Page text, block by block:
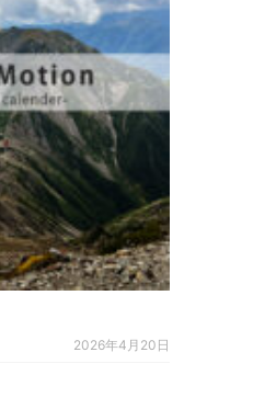
2026年4月20日